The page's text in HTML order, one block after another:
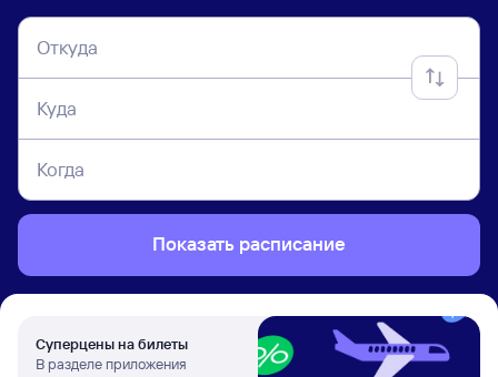
Откуда
Куда
Когда
Показать расписание
Суперцены на билеты
В разделе приложения